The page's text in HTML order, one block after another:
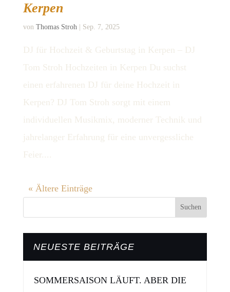
Kerpen
von Thomas Stroh| Sep. 7, 2025
DJ für Hochzeit & Geburtstag in Kerpen – DJ
Tom Stroh Hochzeiten in Kerpen Du suchst
einen erfahrenen DJ für deine Hochzeit in
Kerpen? DJ Tom Stroh sorgt mit einem
individuellen Musikmix, moderner Technik und
jahrelanger Erfahrung für eine unvergessliche
Feier....
« Ältere Einträge
NEUESTE BEITRÄGE
SOMMERSAISON LÄUFT. ABER DIE